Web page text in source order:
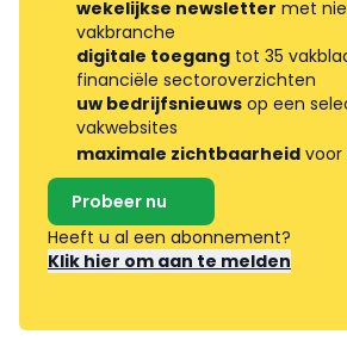
wekelijkse newsletter met
vakbranche
digitale toegang tot 35
financiële sectoroverzichten
uw bedrijfsnieuws op een
vakwebsites
maximale zichtbaarheid voor
Probeer nu
Heeft u al een abonnement?
Klik hier om aan te melden